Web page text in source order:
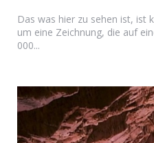
Das was hier zu sehen ist, ist
um eine Zeichnung, die auf
000...